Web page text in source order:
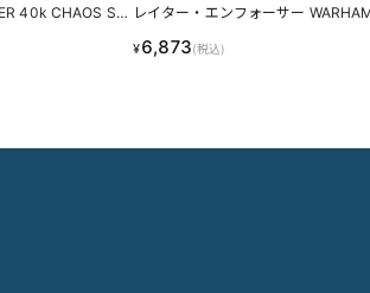
40k CHAOS SP
43-33 LINECPN
レイター・エンフォーサー
CHAOS SPACE MARINES
-106 LINECPN
¥6,873(税込)